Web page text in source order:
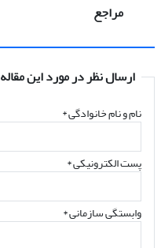
مراجع
ارسال نظر در مورد این مقاله
نام و نام خانوادگی*
پست الکترونیکی*
وابستگی سازمانی *